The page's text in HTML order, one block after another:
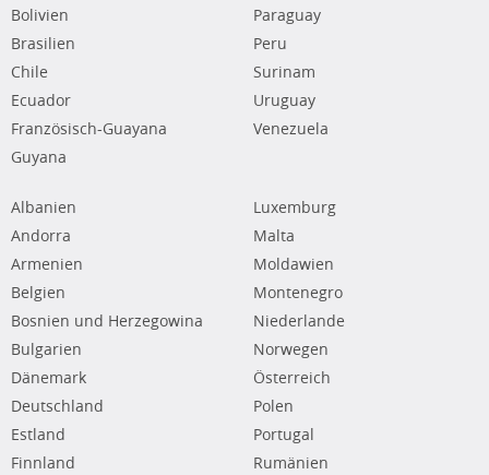
Bolivien
Brasilien
Chile
Ecuador
Französisch-Guayana
Guyana
Paraguay
Peru
Surinam
Uruguay
Venezuela
Albanien
Andorra
Armenien
Belgien
Bosnien und Herzegowina
Bulgarien
Dänemark
Deutschland
Estland
Finnland
Luxemburg
Malta
Moldawien
Montenegro
Niederlande
Norwegen
Österreich
Polen
Portugal
Rumänien